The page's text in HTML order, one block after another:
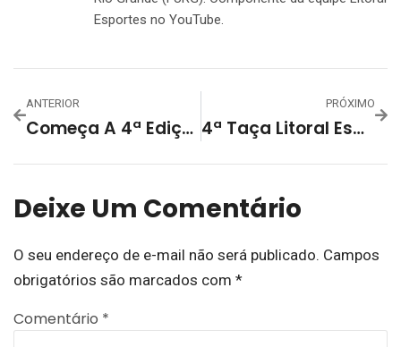
Esportes no YouTube.
ANTERIOR
Começa A 4ª Edição Da Taça Litoral Esportes Interfirmas Na AABB
PRÓXIMO
4ª Taça Litoral Esportes/Interfirmas Prossegue Hoje Com A Sua 2ª Rodada
Deixe Um Comentário
O seu endereço de e-mail não será publicado. Campos
obrigatórios são marcados com *
Comentário *